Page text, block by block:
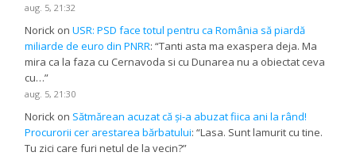
aug. 5, 21:32
Norick onUSR: PSD face totul pentru ca România să piardă
miliarde de euro din PNRR: “Tanti asta ma exaspera deja. Ma
mira ca la faza cu Cernavoda si cu Dunarea nu a obiectat ceva
cu…”
aug. 5, 21:30
Norick on Sătmărean acuzat că și-a abuzat fiica ani la rând!
Procurorii cer arestarea bărbatului: “Lasa. Sunt lamurit cu tine.
Tu zici care furi netul de la vecin?”